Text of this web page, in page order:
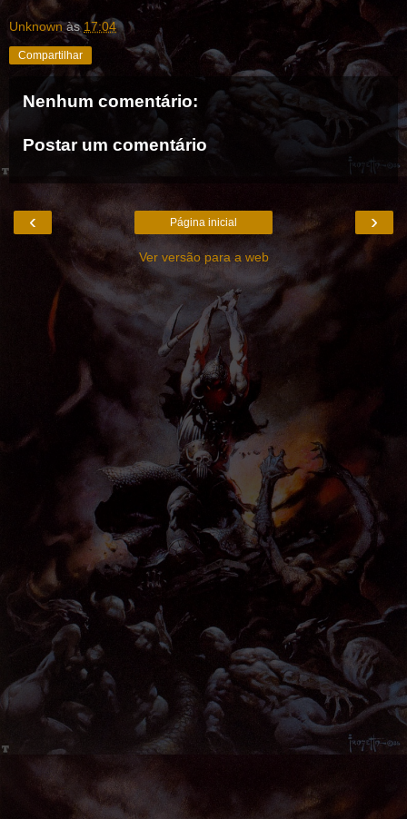
Unknown às17:04
Compartilhar
Nenhum comentário:
Postar um comentário
‹ ›
Página inicial
Ver versão para a web